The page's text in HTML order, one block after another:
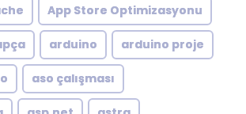
App Store Optimizasyonu
arduino arduino proje
aso çalışması